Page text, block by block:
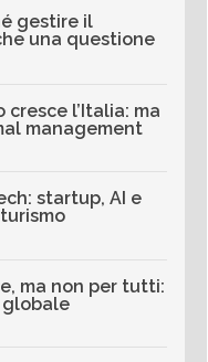
gestire il
una questione
l’Italia: ma
management
startup, AI e
ma non per tutti: